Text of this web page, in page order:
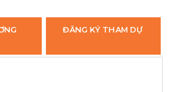
ĐĂNG KÝ THAM DỰ